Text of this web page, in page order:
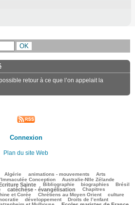
retour à ce que l’on appelait la
Connexion
Plan du site Web
Algérie animations - mouvements Arts
Conception
Australie-Nlle Zélande
Sainte Bibliographie biographies Brésil
catéchèse - évangélisation Chapitres
et Corée Chrétiens au Moyen Orient culture
développement Droits de l’enfant